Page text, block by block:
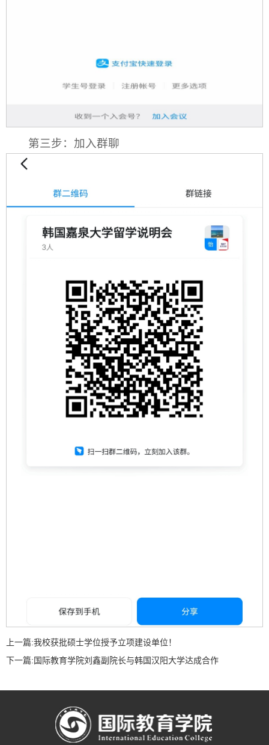
第三步：加入群聊
上一篇:我校获批硕士学位授予立项建设单位！
下一篇:国际教育学院刘鑫副院长与韩国汉阳大学达成合作